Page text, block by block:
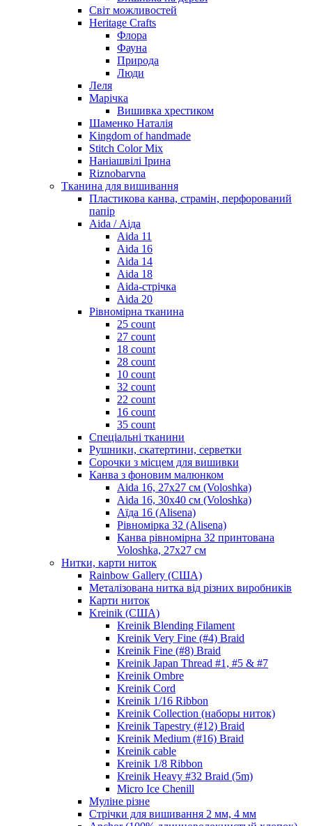
Світ можливостей
Heritage Crafts
Флора
Фауна
Природа
Люди
Леля
Марічка
Вишивка хрестиком
Шаменко Наталія
Kingdom of handmade
Stitch Color Mix
Наніашвілі Ірина
Riznobarvna
Тканина для вишивання
Пластикова канва, страмін, перфорований
папір
Aida / Аіда
Aida 11
Aida 16
Aida 14
Aida 18
Aida-стрічка
Aida 20
Рівномірна тканина
25 count
27 count
18 count
28 count
10 count
32 count
22 count
16 count
35 count
Спеціальні тканини
Рушники, скатертини, серветки
Сорочки з місцем для вишивки
Канва з фоновим малюнком
Aida 16, 27х27 см (Voloshka)
Aida 16, 30х40 см (Voloshka)
Аїда 16 (Alisena)
Рівномірка 32 (Alisena)
Канва рівномірна 32 принтована
Voloshka, 27х27 см
Нитки, карти ниток
Rainbow Gallery (США)
Металізована нитка від різних виробників
Карти ниток
Kreinik (США)
Kreinik Blending Filament
Kreinik Very Fine (#4) Braid
Kreinik Fine (#8) Braid
Kreinik Japan Thread #1, #5 & #7
Kreinik Ombre
Kreinik Cord
Kreinik 1/16 Ribbon
Kreinik Collection (наборы ниток)
Kreinik Tapestry (#12) Braid
Kreinik Medium (#16) Braid
Kreinik cable
Kreinik 1/8 Ribbon
Kreinik Heavy #32 Braid (5m)
Micro Ice Chenill
Муліне різне
Стрічки для вишивання 2 мм, 4 мм